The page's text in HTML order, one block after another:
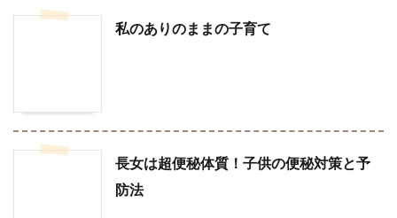
私のありのままの子育て
長女は超便秘体質！子供の便秘対策と予
防法